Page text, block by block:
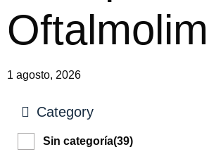
1 agosto, 2026
Category
Sin categoría(39)